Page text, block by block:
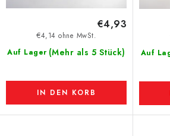
Auf Lager (Mehr als 5 Stück)
€4,14 ohne MwSt.
€4,93
IN DEN KORB
Auf